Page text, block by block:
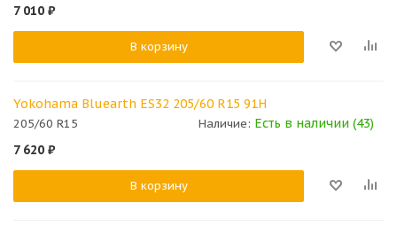
7 010 ₽
В корзину
Yokohama Bluearth ES32 205/60 R15 91H
205/60 R15 Наличие: Есть в наличии (43)
7 620 ₽
В корзину